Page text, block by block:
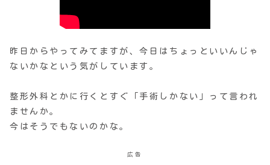
昨日からやってみてますが、今日はちょっといいんじゃ
ないかなという気がしています。
整形外科とかに行くとすぐ「手術しかない」って言われ
ませんか。
今はそうでもないのかな。
広告